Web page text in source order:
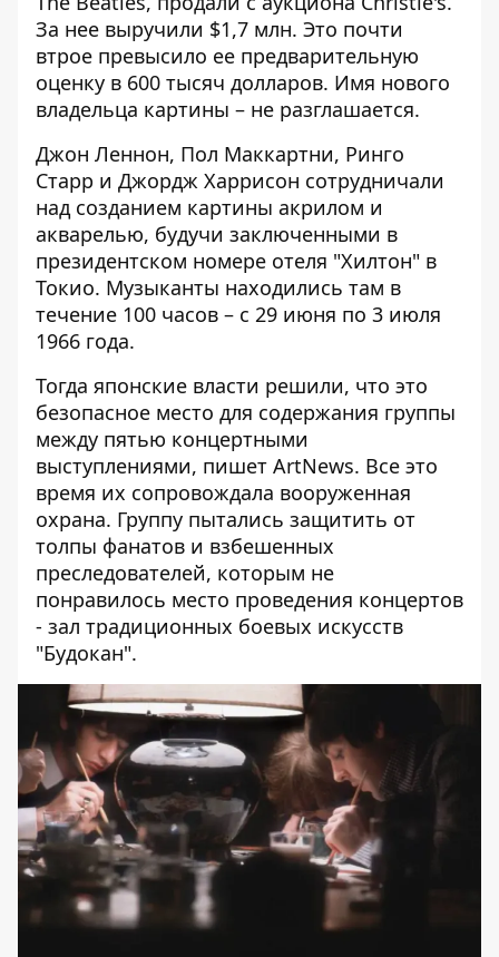
За нее выручили $1,7 млн. Это почти
втрое превысило ее предварительную
оценку в 600 тысяч долларов. Имя нового
владельца картины – не разглашается.
Джон Леннон, Пол Маккартни, Ринго
Старр и Джордж Харрисон сотрудничали
над созданием картины акрилом и
акварелью, будучи заключенными в
президентском номере отеля "Хилтон" в
Токио. Музыканты находились там в
течение 100 часов – с 29 июня по 3 июля
1966 года.
Тогда японские власти решили, что это
безопасное место для содержания группы
между пятью концертными
выступлениями, пишет ArtNews. Все это
время их сопровождала вооруженная
охрана. Группу пытались защитить от
толпы фанатов и взбешенных
преследователей, которым не
понравилось место проведения концертов
- зал традиционных боевых искусств
"Будокан".